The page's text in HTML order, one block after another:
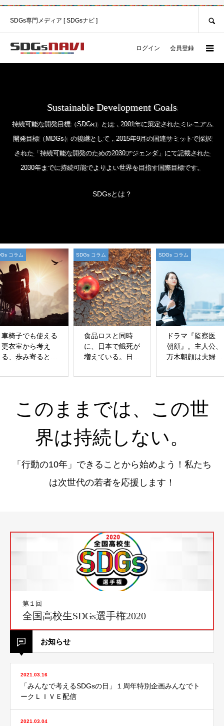
SDGs専門メディア [ SDGsナビ ]
ログイン 会員登録
Sustainable Development Goals
持続可能な開発目標（SDGs）とは，2001年に策定されたミレニアム
開発目標（MDGs）の後継として，2015年9月の国連サミットで採択
された「持続可能な開発のための2030アジェンダ」にて記載された
2030年までに持続可能でよりよい世界を目指す国際目標です。
SDGsとは？
SDGs コラム
食品ロスと同時
に、日本で餓死が
増えている。日本
う感覚。
SDGs コラム
ドラマ『監察医
朝顔』。主人公、
万木朝顔は夫婦別
で認められないこ
SDGs コラム
女性同士が力を
わせて向き合え
こと。女性同士
いこと。ジェン
人が健康である
と。
このままでは、この世
界は持続しない。
「行動の10年」できることから始めよう！私たち
は次世代の若者を応援します！
第１回
全国高校生SDGs選手権2020
お知らせ
2021.03.16
「みんなで考えるSDGsの日」１周年特別企画みんなでト
ークＬＩＶＥ配信
2021.03.04